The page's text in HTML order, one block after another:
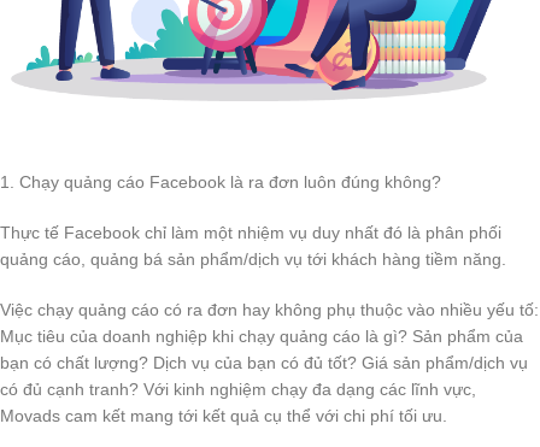
1. Chạy quảng cáo Facebook là ra đơn luôn đúng không?
Thực tế Facebook chỉ làm một nhiệm vụ duy nhất đó là phân phối
quảng cáo, quảng bá sản phẩm/dịch vụ tới khách hàng tiềm năng.
Việc chạy quảng cáo có ra đơn hay không phụ thuộc vào nhiều yếu tố:
Mục tiêu của doanh nghiệp khi chạy quảng cáo là gì? Sản phẩm của
bạn có chất lượng? Dịch vụ của bạn có đủ tốt? Giá sản phẩm/dịch vụ
có đủ cạnh tranh? Với kinh nghiệm chạy đa dạng các lĩnh vực,
Movads cam kết mang tới kết quả cụ thể với chi phí tối ưu.